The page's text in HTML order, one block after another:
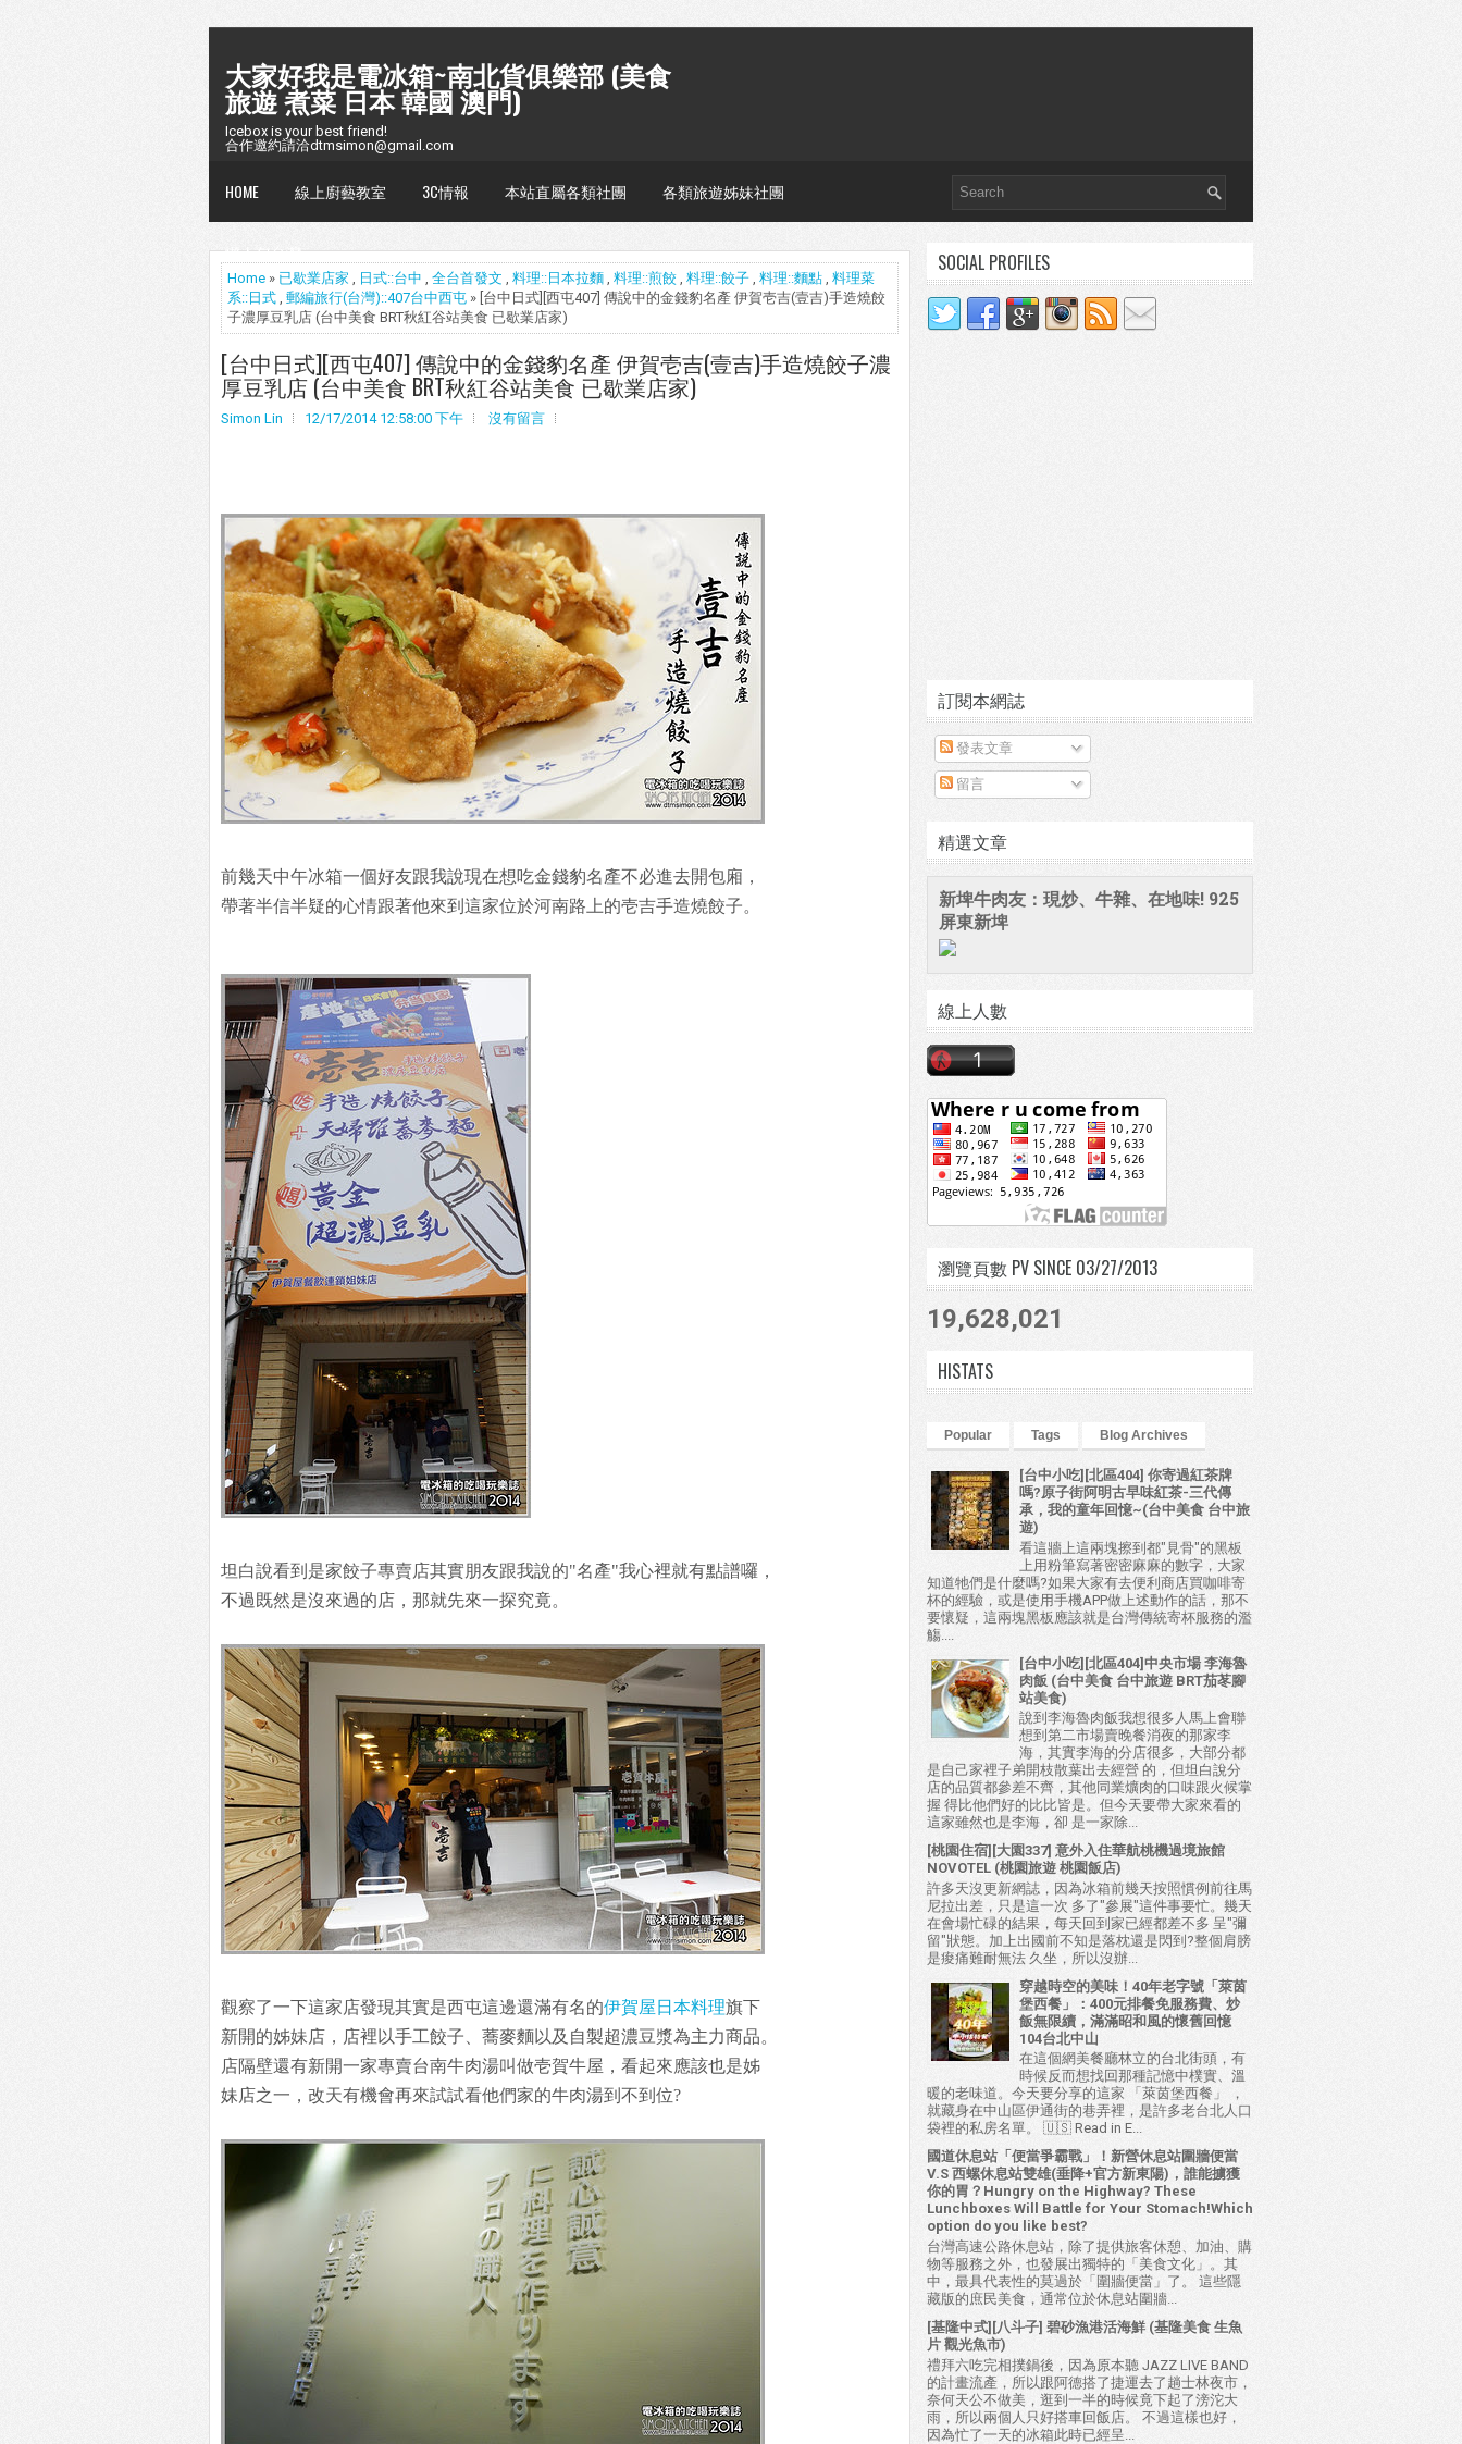
大家好我是電冰箱~南北貨俱樂部 (美食
旅遊 煮菜 日本 韓國 澳門)
Icebox is your best friend!
合作邀約請洽dtmsimon@gmail.com
HOME 線上廚藝教室 3C情報 本站直屬各類社團 各類旅遊姊妹社團
懶人包台灣
Home » 已歇業店家 , 日式::台中 , 全台首發文 , 料理::日本拉麵 , 料理::煎餃 , 料理::餃子 , 料理::麵點 , 料理菜
系::日式 , 郵編旅行(台灣)::407台中西屯 » [台中日式][西屯407] 傳說中的金錢豹名產 伊賀壱吉(壹吉)手造燒餃
子濃厚豆乳店 (台中美食 BRT秋紅谷站美食 已歇業店家)
[台中日式][西屯407] 傳說中的金錢豹名產 伊賀壱吉(壹吉)手造燒餃子濃
厚豆乳店 (台中美食 BRT秋紅谷站美食 已歇業店家)
Simon Lin 12/17/2014 12:58:00 下午 沒有留言
前幾天中午冰箱一個好友跟我說現在想吃金錢豹名產不必進去開包廂，
帶著半信半疑的心情跟著他來到這家位於河南路上的壱吉手造燒餃子。
坦白說看到是家餃子專賣店其實朋友跟我說的"名產"我心裡就有點譜囉，
不過既然是沒來過的店，那就先來一探究竟。
觀察了一下這家店發現其實是西屯這邊還滿有名的伊賀屋日本料理旗下
新開的姊妹店，店裡以手工餃子、蕎麥麵以及自製超濃豆漿為主力商品。
店隔壁還有新開一家專賣台南牛肉湯叫做壱賀牛屋，看起來應該也是姊
妹店之一，改天有機會再來試試看他們家的牛肉湯到不到位?
SOCIAL PROFILES
訂閱本網誌
發表文章
留言
精選文章
新埤牛肉友：現炒、牛雜、在地味! 925
屏東新埤
線上人數
瀏覽頁數 PV SINCE 03/27/2013
19,628,021
HISTATS
Popular Tags Blog Archives
[台中小吃][北區404] 你寄過紅茶牌
嗎?原子街阿明古早味紅茶-三代傳
承，我的童年回憶~(台中美食 台中旅
遊)
看這牆上這兩塊擦到都"見骨"的黑板
上用粉筆寫著密密麻麻的數字，大家
知道牠們是什麼嗎?如果大家有去便利商店買咖啡寄
杯的經驗，或是使用手機APP做上述動作的話，那不
要懷疑，這兩塊黑板應該就是台灣傳統寄杯服務的濫
觴....
[台中小吃][北區404]中央市場 李海魯
肉飯 (台中美食 台中旅遊 BRT茄苳腳
站美食)
說到李海魯肉飯我想很多人馬上會聯
想到第二市場賣晚餐消夜的那家李
海，其實李海的分店很多，大部分都
是自己家裡子弟開枝散葉出去經營 的，但坦白說分
店的品質都參差不齊，其他同業爌肉的口味跟火候掌
握 得比他們好的比比皆是。但今天要帶大家來看的
這家雖然也是李海，卻 是一家除...
[桃園住宿][大園337] 意外入住華航桃機過境旅館
NOVOTEL (桃園旅遊 桃園飯店)
許多天沒更新網誌，因為冰箱前幾天按照慣例前往馬
尼拉出差，只是這一次 多了"參展"這件事要忙。幾天
在會場忙碌的結果，每天回到家已經都差不多 呈"彌
留"狀態。加上出國前不知是落枕還是閃到?整個肩膀
是痠痛難耐無法 久坐，所以沒辦...
穿越時空的美味！40年老字號「萊茵
堡西餐」：400元排餐免服務費、炒
飯無限續，滿滿昭和風的懷舊回憶
104台北中山
在這個網美餐廳林立的台北街頭，有
時候反而想找回那種記憶中樸實、溫
暖的老味道。今天要分享的這家 「萊茵堡西餐」 ，
就藏身在中山區伊通街的巷弄裡，是許多老台北人口
袋裡的私房名單。 🇺🇸 Read in E...
國道休息站「便當爭霸戰」！新營休息站圍牆便當
V.S 西螺休息站雙雄(垂降+官方新東陽)，誰能擄獲
你的胃？Hungry on the Highway? These
Lunchboxes Will Battle for Your Stomach!Which
option do you like best?
台灣高速公路休息站，除了提供旅客休憩、加油、購
物等服務之外，也發展出獨特的「美食文化」。其
中，最具代表性的莫過於「圍牆便當」了。 這些隱
藏版的庶民美食，通常位於休息站圍牆...
[基隆中式][八斗子] 碧砂漁港活海鮮 (基隆美食 生魚
片 觀光魚市)
禮拜六吃完相撲鍋後，因為原本聽 JAZZ LIVE BAND
的計畫流產，所以跟阿德搭了捷運去了趟士林夜市，
奈何天公不做美，逛到一半的時候竟下起了滂沱大
雨，所以兩個人只好搭車回飯店。 不過這樣也好，
因為忙了一天的冰箱此時已經呈...